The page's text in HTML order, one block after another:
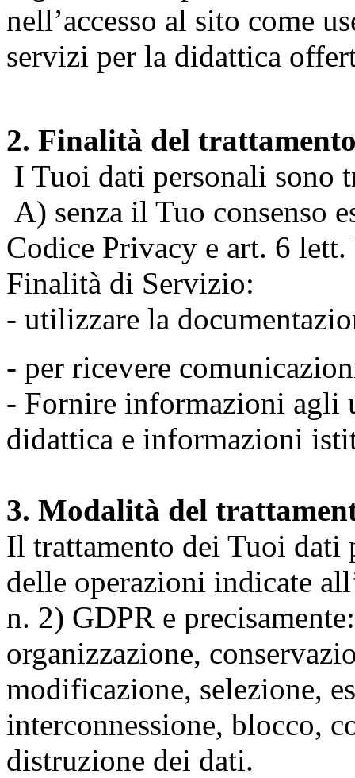
nell’accesso al sito come
servizi per la didattica
2. Finalità del
I Tuoi dati personali sono
A) senza il Tuo consenso
Codice Privacy e art. 6
Finalità di Servizio:
- utilizzare la
- per ricevere
- Fornire informazioni agli
didattica e informazioni
3. Modalità del
Il trattamento dei Tuoi dati
delle operazioni indicate
n. 2) GDPR e
organizzazione,
modificazione, selezione,
interconnessione, blocco,
distruzione dei dati.